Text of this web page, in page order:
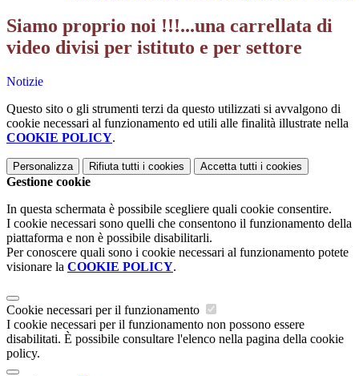
Siamo proprio noi !!!...una carrellata di
video divisi per istituto e per settore
Notizie
Questo sito o gli strumenti terzi da questo utilizzati si avvalgono di
cookie necessari al funzionamento ed utili alle finalità illustrate nella
COOKIE POLICY.
Personalizza Rifiuta tutti i cookies Accetta tutti i cookies
Gestione cookie
In questa schermata è possibile scegliere quali cookie consentire.
I cookie necessari sono quelli che consentono il funzionamento della
piattaforma e non è possibile disabilitarli.
Per conoscere quali sono i cookie necessari al funzionamento potete
visionare la COOKIE POLICY.
Cookie necessari per il funzionamento
I cookie necessari per il funzionamento non possono essere
disabilitati. È possibile consultare l'elenco nella pagina della cookie
policy.